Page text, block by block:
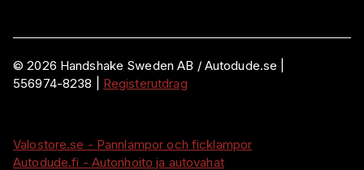
©2026 Handshake Sweden AB / Autodude.se |
556974-8238
Registerutdrag
Valostore.se - Pannlampor och ficklampor
Autodude.fi - Autonhoito ja autovahat